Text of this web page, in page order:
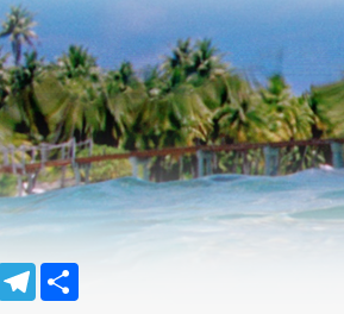
WhatsAppTelegram